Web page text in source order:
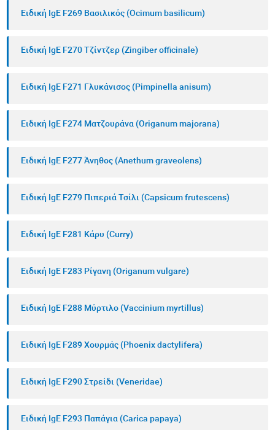
Ειδική IgE F269 Βασιλικός (Ocimum basilicum)
Ειδική IgE F270 Τζίντζερ (Zingiber officinale)
Ειδική IgE F271 Γλυκάνισος (Pimpinella anisum)
Ειδική IgE F274 Ματζουράνα (Origanum majorana)
Ειδική IgE F277 Άνηθος (Anethum graveolens)
Ειδική IgE F279 Πιπεριά Τσίλι (Capsicum frutescens)
Ειδική IgE F281 Κάρυ (Curry)
Ειδική IgE F283 Ρίγανη (Origanum vulgare)
Ειδική IgE F288 Μύρτιλο (Vaccinium myrtillus)
Ειδική IgE F289 Χουρμάς (Phoenix dactylifera)
Ειδική IgE F290 Στρείδι (Veneridae)
Ειδική IgE F293 Παπάγια (Carica papaya)